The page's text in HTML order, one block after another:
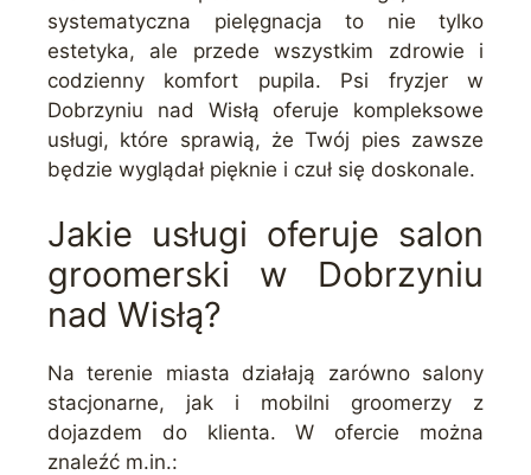
systematyczna pielęgnacja to nie tylko
estetyka, ale przede wszystkim zdrowie i
codzienny komfort pupila. Psi fryzjer w
Dobrzyniu nad Wisłą oferuje kompleksowe
usługi, które sprawią, że Twój pies zawsze
będzie wyglądał pięknie i czuł się doskonale.
Jakie usługi oferuje salon
groomerski w Dobrzyniu
nad Wisłą?
Na terenie miasta działają zarówno salony
stacjonarne, jak i mobilni groomerzy z
dojazdem do klienta. W ofercie można
znaleźć m.in.: